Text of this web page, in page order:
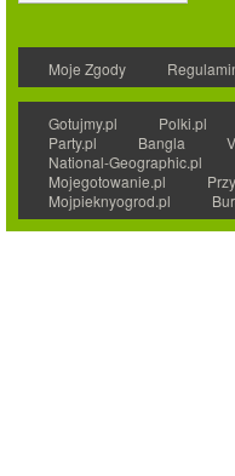
Moje Zgody
Gotujmy.pl Polki.pl
Party.pl
Bangla
National-Geographic.pl
Mojegotowanie.pl
Mojpieknyogrod.pl